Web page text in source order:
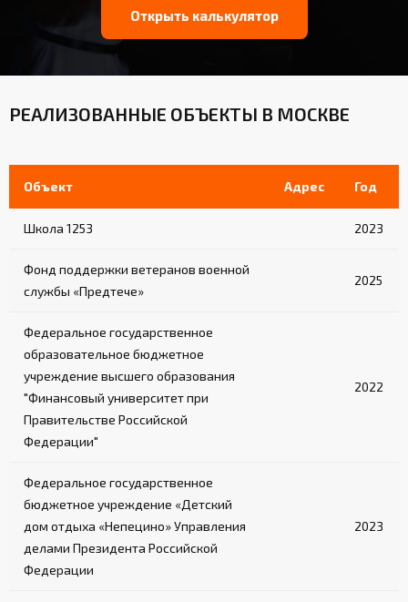
Открыть калькулятор
РЕАЛИЗОВАННЫЕ ОБЪЕКТЫ В МОСКВЕ
Объект Адрес Год
Школа 1253 2023
Фонд поддержки ветеранов военной
службы «Предтече»
2025
Федеральное государственное
образовательное бюджетное
учреждение высшего образования
"Финансовый университет при
Правительстве Российской
Федерации"
2022
Федеральное государственное
бюджетное учреждение «Детский
дом отдыха «Непецино» Управления
делами Президента Российской
Федерации
2023